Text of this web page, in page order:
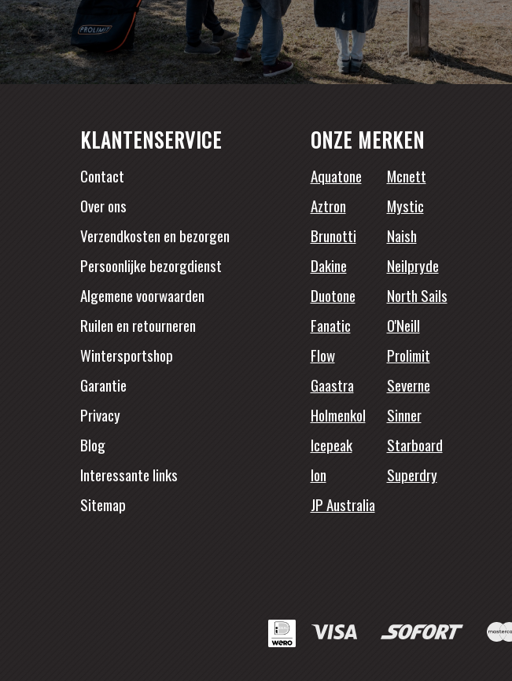
KLANTENSERVICE
Contact
Over ons
Verzendkosten en bezorgen
Persoonlijke bezorgdienst
Algemene voorwaarden
Ruilen en retourneren
Wintersportshop
Garantie
Privacy
Blog
Interessante links
Sitemap
ONZE MERKEN
Aquatone
Mcnett
Aztron
Mystic
Brunotti
Naish
Dakine
Neilpryde
Duotone
North Sails
Fanatic
O'Neill
Flow
Prolimit
Gaastra
Severne
Holmenkol
Sinner
Icepeak
Starboard
Ion
Superdry
JP Australia